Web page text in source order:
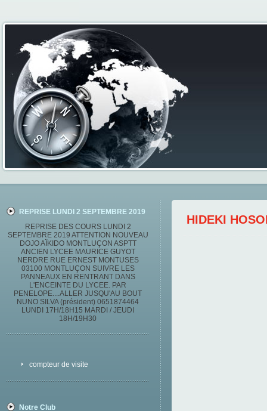
REPRISE LUNDI 2 SEPTEMBRE 2019
REPRISE DES COURS LUNDI 2
SEPTEMBRE 2019 ATTENTION NOUVEAU
DOJO AÏKIDO MONTLUÇON ASPTT
ANCIEN LYCEE MAURICE GUYOT
NERDRE RUE ERNEST MONTUSES
03100 MONTLUÇON SUIVRE LES
PANNEAUX EN RENTRANT DANS
L'ENCEINTE DU LYCEE. PAR
PENELOPE....ALLER JUSQU'AU BOUT
NUNO SILVA (président) 0651874464
LUNDI 17H/18H15 MARDI / JEUDI
18H/19H30
compteur de visite
Notre Club
HIDEKI